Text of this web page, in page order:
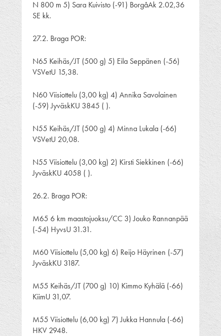
N 800 m 5) Sara Kuivisto (-91) BorgåAk 2.02,36
SE kk.
27.2. Braga POR:
N65 Keihäs/JT (500 g) 5) Eila Seppänen (-56)
VSVetU 15,38.
N60 Viisiottelu (3,00 kg) 4) Annika Savolainen
(-59) JyväskKU 3845 ( ).
N55 Keihäs/JT (500 g) 4) Minna Lukala (-66)
VSVetU 20,08.
N55 Viisiottelu (3,00 kg) 2) Kirsti Siekkinen (-66)
JyväskKU 4058 ( ).
26.2. Braga POR:
M65 6 km maastojuoksu/CC 3) Jouko Rannanpää
(-54) HyvsU 31.31.
M60 Viisiottelu (5,00 kg) 6) Reijo Häyrinen (-57)
JyväskKU 3187.
M55 Keihäs/JT (700 g) 10) Kimmo Kyhälä (-66)
KiimU 31,07.
M55 Viisiottelu (6,00 kg) 7) Jukka Hannula (-66)
HKV 2948.